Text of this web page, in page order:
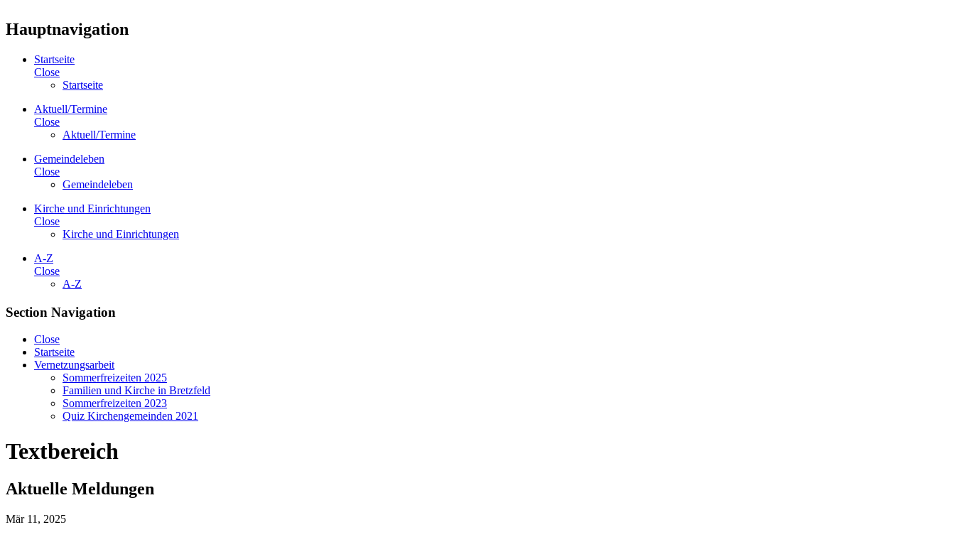
Hauptnavigation
Startseite
Close
Startseite
Aktuell/Termine
Close
Aktuell/Termine
Gemeindeleben
Close
Gemeindeleben
Kirche und Einrichtungen
Close
Kirche und Einrichtungen
A-Z
Close
A-Z
Section Navigation
Close
Startseite
Vernetzungsarbeit
Sommerfreizeiten 2025
Familien und Kirche in Bretzfeld
Sommerfreizeiten 2023
Quiz Kirchengemeinden 2021
Textbereich
Aktuelle Meldungen
Mär 11, 2025